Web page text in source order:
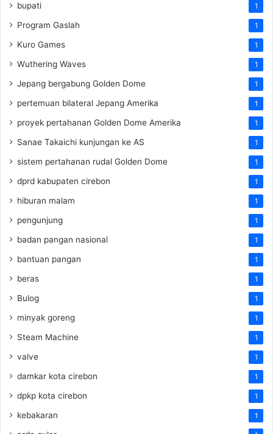
bupati 1
Program Gaslah 1
Kuro Games 1
Wuthering Waves 1
Jepang bergabung Golden Dome 1
pertemuan bilateral Jepang Amerika 1
proyek pertahanan Golden Dome Amerika 1
Sanae Takaichi kunjungan ke AS 1
sistem pertahanan rudal Golden Dome 1
dprd kabupaten cirebon 1
hiburan malam 1
pengunjung 1
badan pangan nasional 1
bantuan pangan 1
beras 1
Bulog 1
minyak goreng 1
Steam Machine 1
valve 1
damkar kota cirebon 1
dpkp kota cirebon 1
kebakaran 1